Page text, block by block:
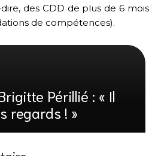
dire, des CDD de plus de 6
de compétences).
Périllié : « Il
regards ! »